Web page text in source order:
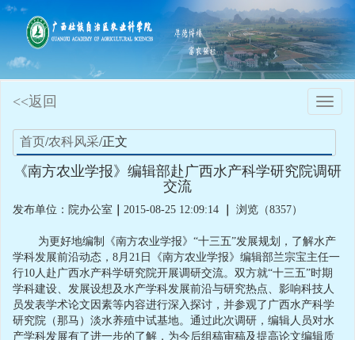
Toggle
<<返回
首页/农科风采/正文
《南方农业学报》编辑部赴广西水产科学研究院调研
交流
发布单位：院办公室 2015-08-25 12:09:14 浏览（8357）
为更好地编制《南方农业学报》“十三五”发展规划，了解水产
学科发展前沿动态，8月21日《南方农业学报》编辑部兰宗宝主任一
行10人赴广西水产科学研究院开展调研交流。双方就“十三五”时期
学科建设、发展设想及水产学科发展前沿与研究热点、影响科技人
员发表学术论文因素等内容进行深入探讨，并参观了广西水产科学
研究院（那马）淡水养殖中试基地。通过此次调研，编辑人员对水
产学科发展有了进一步的了解，为今后组稿审稿及提高论文编辑质